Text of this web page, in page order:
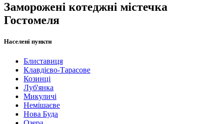
Заморожені котеджні містечка
Гостомеля
Населені пункти
Блиставиця
Клавдієво-Тарасове
Козинці
Луб'янка
Микуличі
Немішаєве
Нова Буда